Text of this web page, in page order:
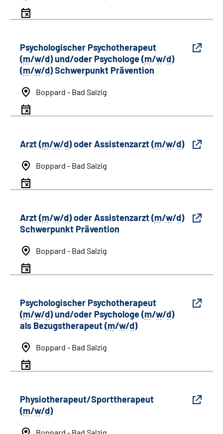
Psychologischer Psychotherapeut
(m/w/d) und/oder Psychologe (m/w/d)
(m/w/d) Schwerpunkt Prävention
Boppard - Bad Salzig
Arzt (m/w/d) oder Assistenzarzt (m/w/d)
Boppard - Bad Salzig
Arzt (m/w/d) oder Assistenzarzt (m/w/d)
Schwerpunkt Prävention
Boppard - Bad Salzig
Psychologischer Psychotherapeut
(m/w/d) und/oder Psychologe (m/w/d)
als Bezugstherapeut (m/w/d)
Boppard - Bad Salzig
Physiotherapeut/Sporttherapeut
(m/w/d)